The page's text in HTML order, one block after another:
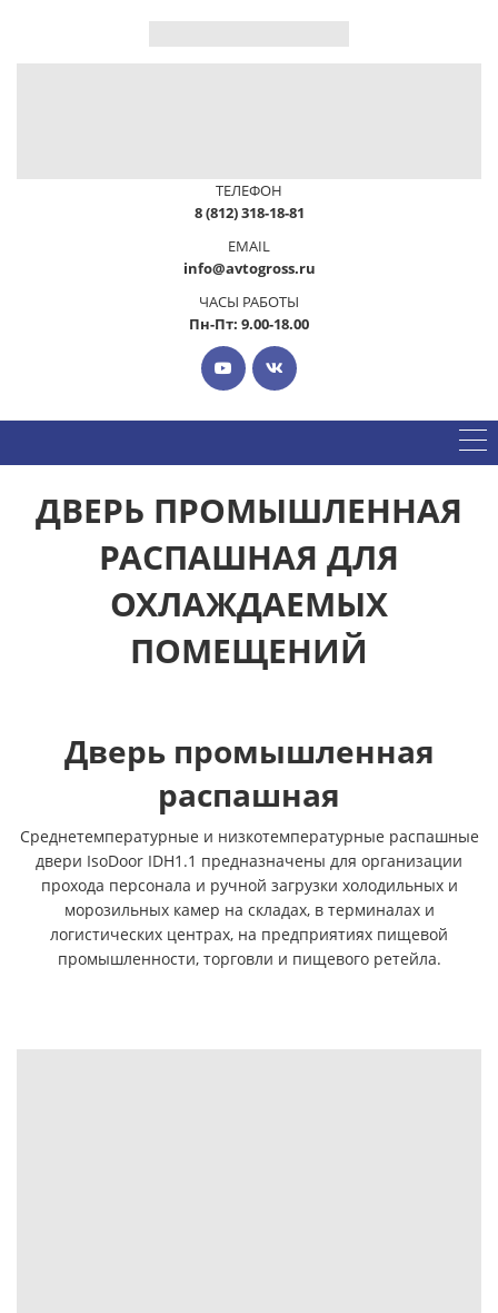
ТЕЛЕФОН
8 (812) 318-18-81
EMAIL
info@avtogross.ru
ЧАСЫ РАБОТЫ
Пн-Пт: 9.00-18.00
ДВЕРЬ ПРОМЫШЛЕННАЯ
РАСПАШНАЯ ДЛЯ
ОХЛАЖДАЕМЫХ
ПОМЕЩЕНИЙ
Дверь промышленная
распашная
Среднетемпературные и низкотемпературные распашные
двери IsoDoor IDH1.1 предназначены для организации
прохода персонала и ручной загрузки холодильных и
морозильных камер на складах, в терминалах и
логистических центрах, на предприятиях пищевой
промышленности, торговли и пищевого ретейла.